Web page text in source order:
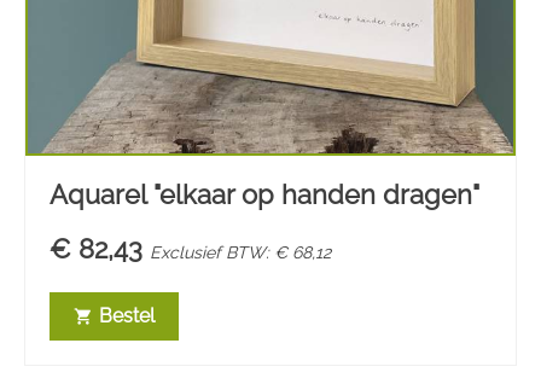
Aquarel "elkaar op handen dragen"
€ 82,43 Exclusief BTW: € 68,12
shopping_cart Bestel